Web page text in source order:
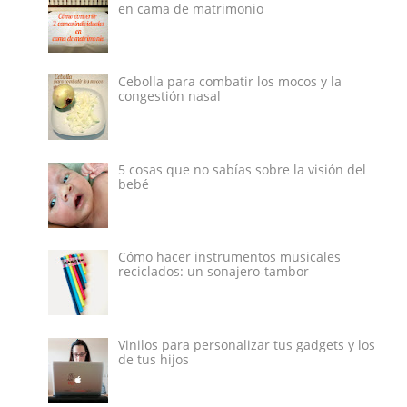
en cama de matrimonio
Cebolla para combatir los mocos y la
congestión nasal
5 cosas que no sabías sobre la visión del
bebé
Cómo hacer instrumentos musicales
reciclados: un sonajero-tambor
Vinilos para personalizar tus gadgets y los
de tus hijos